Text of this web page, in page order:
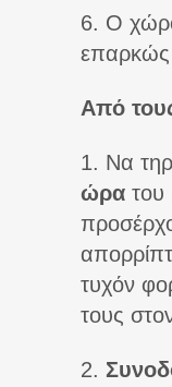
6. Ο
επαρκώς
Από
1. Να
ώρα του
τυχόν
τους
2.